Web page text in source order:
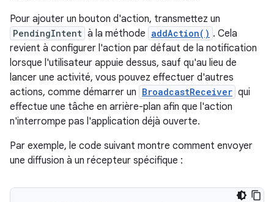
Pour ajouter un bouton d'action, transmettez un
PendingIntent à la méthode addAction() . Cela
revient à configurer l'action par défaut de la notification
lorsque l'utilisateur appuie dessus, sauf qu'au lieu de
lancer une activité, vous pouvez effectuer d'autres
actions, comme démarrer un BroadcastReceiver qui
effectue une tâche en arrière-plan afin que l'action
n'interrompe pas l'application déjà ouverte.
Par exemple, le code suivant montre comment envoyer
une diffusion à un récepteur spécifique :